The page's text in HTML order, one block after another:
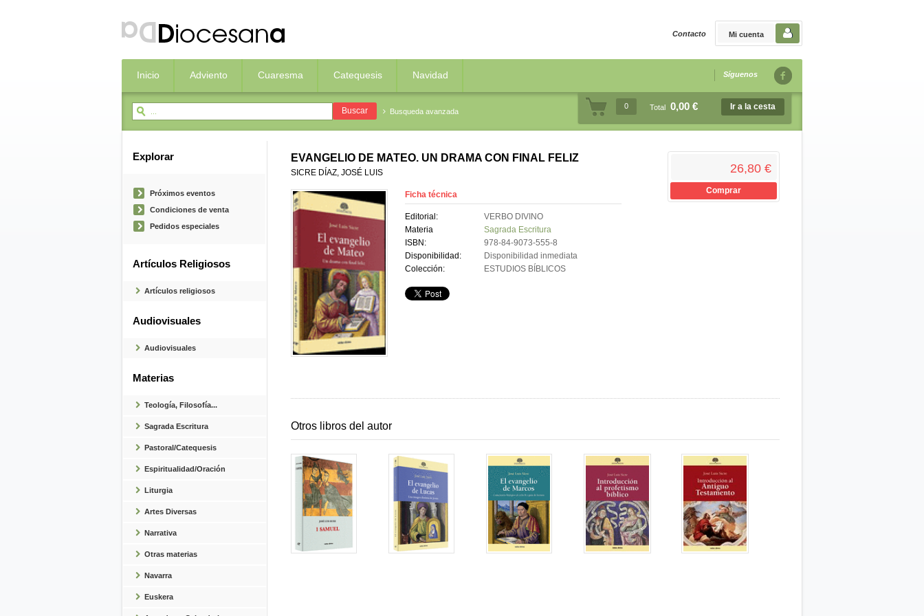
Mi cuenta
Contacto
Inicio Adviento Cuaresma Catequesis Navidad Síguenos
Busqueda avanzada
0 Total 0,00 € Ir a la cesta
Explorar
Próximos eventos
Condiciones de venta
Pedidos especiales
Artículos Religiosos
Artículos religiosos
Audiovisuales
Audiovisuales
Materias
Teología, Filosofía...
Sagrada Escritura
Pastoral/Catequesis
Espiritualidad/Oración
Liturgia
Artes Diversas
Narrativa
Otras materias
Navarra
Euskera
EVANGELIO DE MATEO. UN DRAMA CON FINAL FELIZ
SICRE DÍAZ, JOSÉ LUIS
Ficha técnica
Editorial:
VERBO DIVINO
Materia
Sagrada Escritura
ISBN:
978-84-9073-555-8
Disponibilidad:
Disponibilidad inmediata
Colección:
ESTUDIOS BÍBLICOS
26,80 €
Comprar
Otros libros del autor